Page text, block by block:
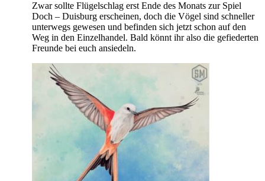
Zwar sollte Flügelschlag erst Ende des Monats zur Spiel
Doch – Duisburg erscheinen, doch die Vögel sind schneller
unterwegs gewesen und befinden sich jetzt schon auf den
Weg in den Einzelhandel. Bald könnt ihr also die gefiederten
Freunde bei euch ansiedeln.